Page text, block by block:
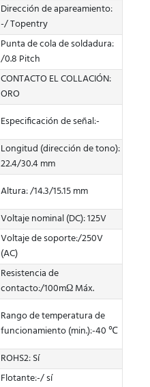
Dirección de apareamiento:
-/ Topentry
Punta de cola de soldadura:
/0.8 Pitch
CONTACTO EL COLLACIÓN:
ORO
Especificación de señal:-
Longitud (dirección de tono):
22.4/30.4 mm
Altura: /14.3/15.15 mm
Voltaje nominal (DC): 125V
Voltaje de soporte:/250V
(AC)
Resistencia de
contacto:/100mΩ Máx.
Rango de temperatura de
funcionamiento (min.):-40 ℃
ROHS2: Sí
Flotante:-/ sí